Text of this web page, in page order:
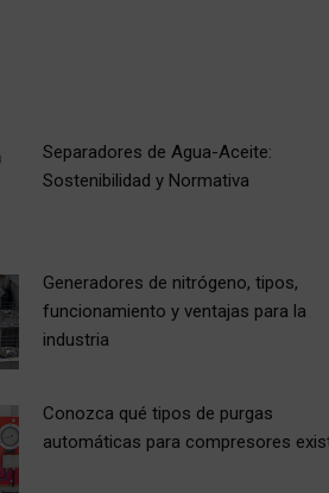
Separadores de Agua-Aceite:
Sostenibilidad y Normativa
Generadores de nitrógeno, tipos,
funcionamiento y ventajas para la
industria
Conozca qué tipos de purgas
automáticas para compresores